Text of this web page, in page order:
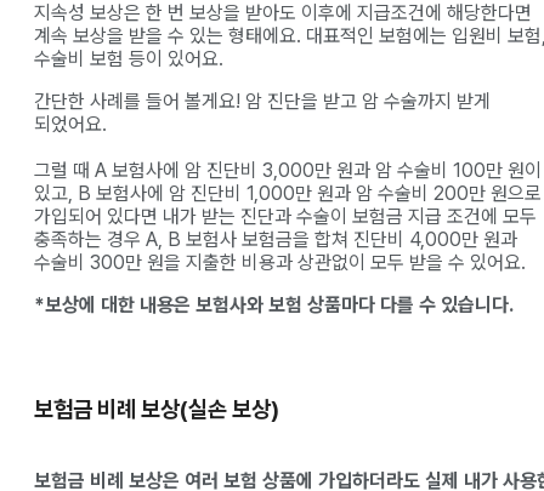
지속성 보상은 한 번 보상을 받아도 이후에 지급조건에 해당한다면
계속 보상을 받을 수 있는 형태에요. 대표적인 보험에는 입원비 보
수술비 보험 등이 있어요.
간단한 사례를 들어 볼게요! 암 진단을 받고 암 수술까지 받게
되었어요.
그럴 때 A 보험사에 암 진단비 3,000만 원과 암 수술비 100만 원이
있고, B 보험사에 암 진단비 1,000만 원과 암 수술비 200만 원으로
가입되어 있다면 내가 받는 진단과 수술이 보험금 지급 조건에 모두
충족하는 경우 A, B 보험사 보험금을 합쳐 진단비 4,000만 원과
수술비 300만 원을 지출한 비용과 상관없이 모두 받을 수 있어요.
*보상에 대한 내용은 보험사와 보험 상품마다 다를 수 있습니다.
보험금 비례 보상(실손 보상)
보험금 비례 보상은 여러 보험 상품에 가입하더라도 실제 내가 사용